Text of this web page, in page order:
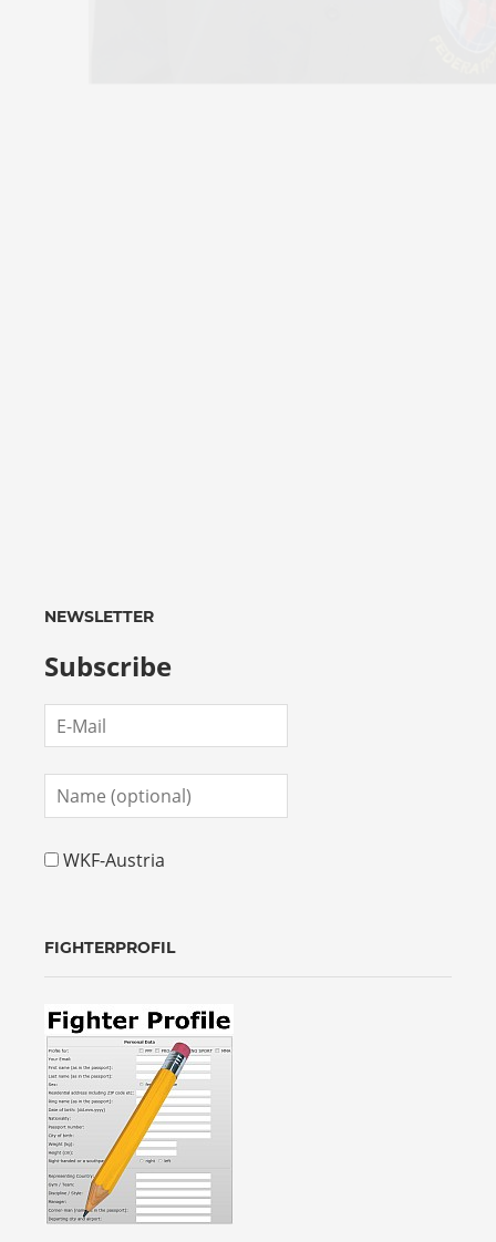
NEWSLETTER
Subscribe
WKF-Austria
FIGHTERPROFIL